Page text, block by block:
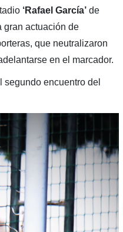
‘Rafael García’de
actuación de
que neutralizaron
en el marcador.
encuentro del